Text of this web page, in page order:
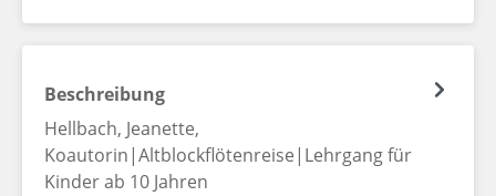
Beschreibung
Hellbach, Jeanette,
Koautorin|Altblockflötenreise|Lehrgang für
Kinder ab 10 Jahren